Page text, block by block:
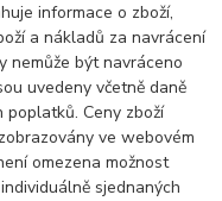
informace o zboží,
a nákladů za navrácení
nemůže být navráceno
uvedeny včetně daně
poplatků. Ceny zboží
ve webovém
omezena možnost
sjednaných